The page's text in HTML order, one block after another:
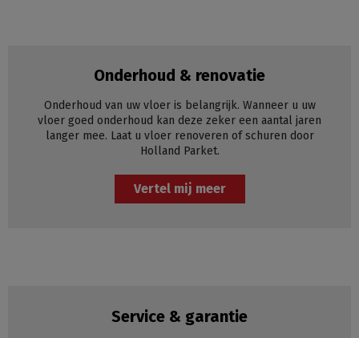
Onderhoud & renovatie
Onderhoud van uw vloer is belangrijk. Wanneer u uw
vloer goed onderhoud kan deze zeker een aantal jaren
langer mee. Laat u vloer renoveren of schuren door
Holland Parket.
Vertel mij meer
Service & garantie